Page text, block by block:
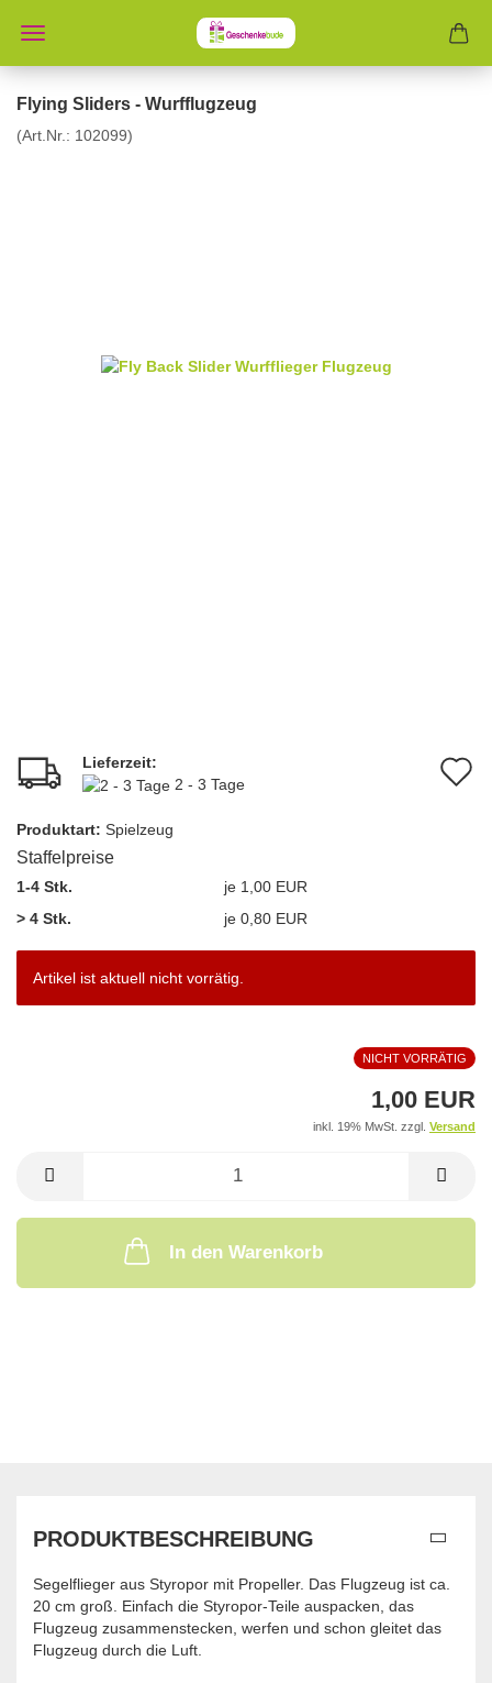
Flying Sliders - Wurfflugzeug
(Art.Nr.: 102099)
Lieferzeit:
2 - 3 Tage
Produktart: Spielzeug
Staffelpreise
1-4 Stk.
je 1,00 EUR
> 4 Stk.
je 0,80 EUR
Artikel ist aktuell nicht vorrätig.
NICHT VORRÄTIG
1,00 EUR
inkl. 19% MwSt. zzgl. Versand
In den Warenkorb
PRODUKTBESCHREIBUNG
Segelflieger aus Styropor mit Propeller. Das Flugzeug ist ca.
20 cm groß. Einfach die Styropor-Teile auspacken, das
Flugzeug zusammenstecken, werfen und schon gleitet das
Flugzeug durch die Luft.